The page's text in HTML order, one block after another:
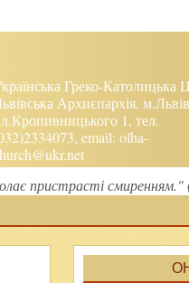
Греко-Католицька
Архиєпархія,
1, тел.
email:olha-
пристрасті смиренням."